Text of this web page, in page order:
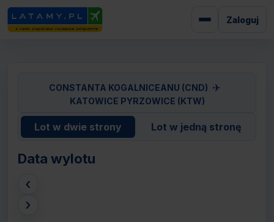
Zaloguj
CONSTANTA KOGALNICEANU (CND) ✈
KATOWICE PYRZOWICE (KTW)
Lot w dwie strony Lot w jedną stronę
Data wylotu
‹
›